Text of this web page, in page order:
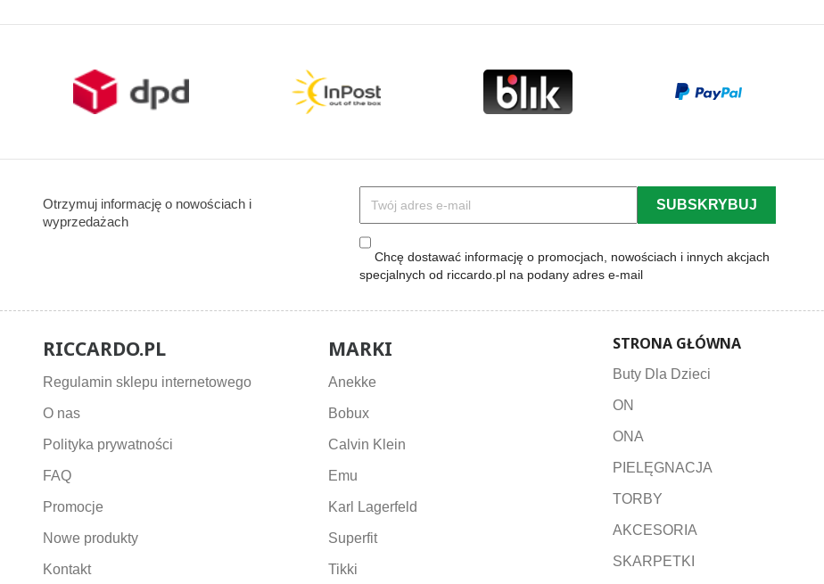
Otrzymuj informację o nowościach i
wyprzedażach
Chcę dostawać informację o promocjach, nowościach i innych akcjach
specjalnych od riccardo.pl na podany adres e-mail
RICCARDO.PL
Regulamin sklepu internetowego
O nas
Polityka prywatności
FAQ
Promocje
Nowe produkty
Kontakt
MARKI
Anekke
Bobux
Calvin Klein
Emu
Karl Lagerfeld
Superfit
Tikki
STRONA GŁÓWNA
Buty Dla Dzieci
ON
ONA
PIELĘGNACJA
TORBY
AKCESORIA
SKARPETKI